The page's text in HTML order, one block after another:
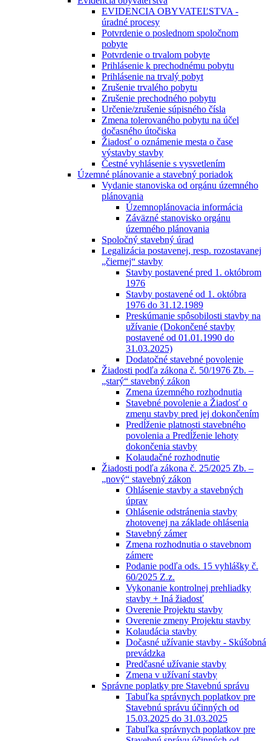
EVIDENCIA OBYVATEĽSTVA -
úradné procesy
Potvrdenie o poslednom spoločnom
pobyte
Potvrdenie o trvalom pobyte
Prihlásenie k prechodnému pobytu
Prihlásenie na trvalý pobyt
Zrušenie trvalého pobytu
Zrušenie prechodného pobytu
Určenie/zrušenie súpisného čísla
Zmena tolerovaného pobytu na účel
dočasného útočiska
Žiadosť o oznámenie mesta o čase
výstavby stavby
Čestné vyhlásenie s vysvetlením
Územné plánovanie a stavebný poriadok
Vydanie stanoviska od orgánu územného
plánovania
Územnoplánovacia informácia
Záväzné stanovisko orgánu
územného plánovania
Spoločný stavebný úrad
Legalizácia postavenej, resp. rozostavanej
„čiernej“ stavby
Stavby postavené pred 1. októbrom
1976
Stavby postavené od 1. októbra
1976 do 31.12.1989
Preskúmanie spôsobilosti stavby na
užívanie (Dokončené stavby
postavené od 01.01.1990 do
31.03.2025)
Dodatočné stavebné povolenie
Žiadosti podľa zákona č. 50/1976 Zb. –
„starý“ stavebný zákon
Zmena územného rozhodnutia
Stavebné povolenie a Žiadosť o
zmenu stavby pred jej dokončením
Predĺženie platnosti stavebného
povolenia a Predĺženie lehoty
dokončenia stavby
Kolaudačné rozhodnutie
Žiadosti podľa zákona č. 25/2025 Zb. –
„nový“ stavebný zákon
Ohlásenie stavby a stavebných
úprav
Ohlásenie odstránenia stavby
zhotovenej na základe ohlásenia
Stavebný zámer
Zmena rozhodnutia o stavebnom
zámere
Podanie podľa ods. 15 vyhlášky č.
60/2025 Z.z.
Vykonanie kontrolnej prehliadky
stavby + Iná žiadosť
Overenie Projektu stavby
Overenie zmeny Projektu stavby
Kolaudácia stavby
Dočasné užívanie stavby - Skúšobná
prevádzka
Predčasné užívanie stavby
Zmena v užívaní stavby
Správne poplatky pre Stavebnú správu
Tabuľka správnych poplatkov pre
Stavebnú správu účinných od
15.03.2025 do 31.03.2025
Tabuľka správnych poplatkov pre